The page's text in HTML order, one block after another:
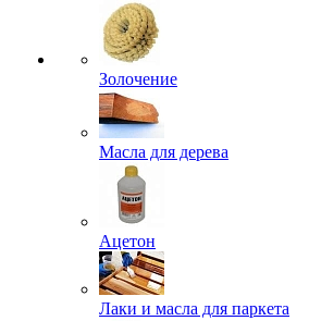
Золочение
Масла для дерева
Ацетон
Лаки и масла для паркета